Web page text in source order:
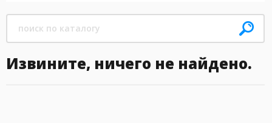
Извините, ничего не найдено.